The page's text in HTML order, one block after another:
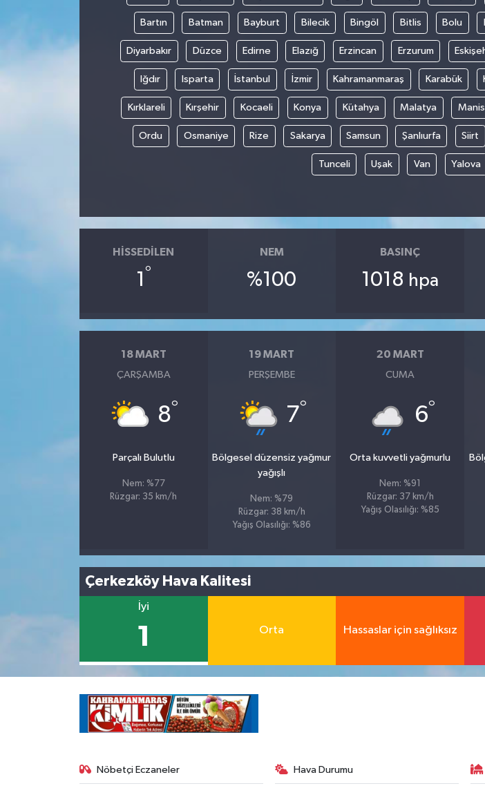
Bartın Batman Bayburt Bilecik Bingöl Bitlis Bolu
Diyarbakır Düzce Edirne Elazığ Erzincan Erzurum
Iğdır Isparta İstanbul İzmir Kahramanmaraş Karabük
Kırklareli Kırşehir Kocaeli Konya Kütahya Malatya
Ordu Osmaniye Rize Sakarya Samsun Şanlıurfa Siirt
Tunceli Uşak Van Yalova
HISSEDILEN
1 °
NEM
%100
BASINÇ
1018 hpa
18 MART
ÇARŞAMBA
8°
Parçalı Bulutlu
Nem: %77
Rüzgar: 35 km/h
19 MART
PERŞEMBE
7°
Bölgesel düzensiz yağmur
yağışlı
Nem: %79
Rüzgar: 38 km/h
Yağış Olasılığı: %86
20 MART
CUMA
6°
Orta kuvvetli yağmurlu
Nem: %91
Rüzgar: 37 km/h
Yağış Olasılığı: %85
Çerkezköy Hava Kalitesi
İyi
1 Orta Hassaslar için sağlıksız
Nöbetçi Eczaneler Hava Durumu